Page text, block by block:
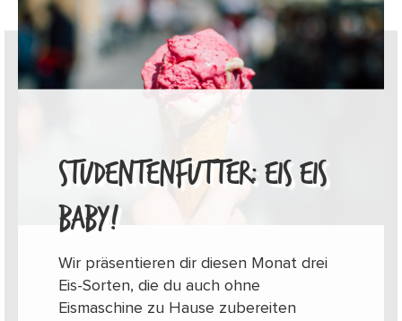
STUDENTENFUTTER: EIS EIS
BABY!
Wir präsentieren dir diesen Monat drei
Eis-Sorten, die du auch ohne
Eismaschine zu Hause zubereiten